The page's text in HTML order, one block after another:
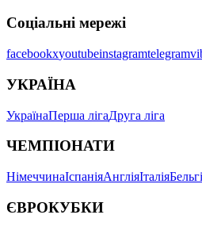
Соціальні мережі
facebookxyoutubeinstagramtelegram
УКРАЇНА
УкраїнаПерша лігаДруга ліга
ЧЕМПІОНАТИ
НімеччинаІспаніяАнгліяІталія
ЄВРОКУБКИ